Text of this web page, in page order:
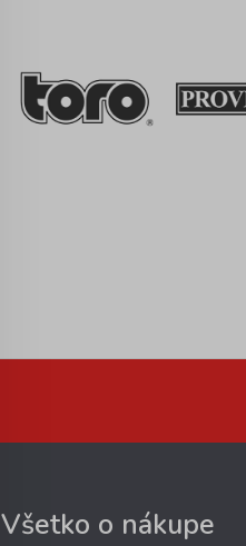
Všetko o nákupe